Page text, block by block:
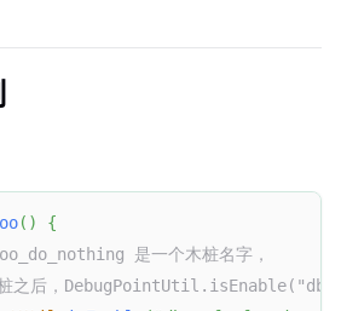
( )
{
是一个木桩名字，
之后，